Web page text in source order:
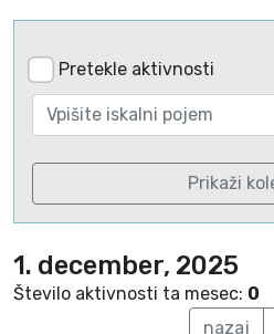
Pretekle aktivnosti
Prikaži
1. december, 2025
Število aktivnosti ta mesec: 0
nazaj